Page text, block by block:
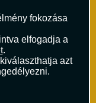
fokozása
elfogadja a
.
azt